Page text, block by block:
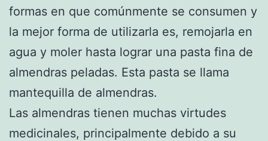
formas en que comúnmente se consumen y
la mejor forma de utilizarla es, remojarla en
agua y moler hasta lograr una pasta fina de
almendras peladas. Esta pasta se llama
mantequilla de almendras.
Las almendras tienen muchas virtudes
medicinales, principalmente debido a su